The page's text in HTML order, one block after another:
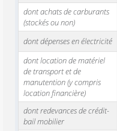
dont achats de carburants
(stockés ou non)
dont dépenses en électricité
dont location de matériel
de transport et de
manutention (y compris
location financière)
dont redevances de crédit-
bail mobilier